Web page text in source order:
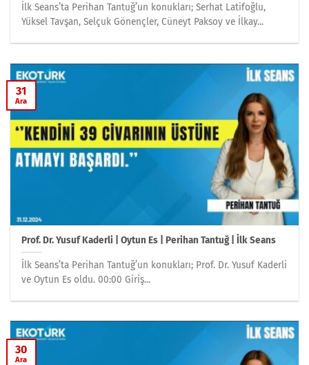
İlk Seans’ta Perihan Tantuğ’un konukları; Serhat Latifoğlu,
Yüksel Tavşan, Selçuk Gönençler, Cüneyt Paksoy ve İlkay...
Prof. Dr. Yusuf Kaderli | Oytun Es | Perihan Tantuğ | İlk Seans
İlk Seans’ta Perihan Tantuğ’un konukları; Prof. Dr. Yusuf Kaderli
ve Oytun Es oldu. 00:00 Giriş...
31
Ara
30
Ara